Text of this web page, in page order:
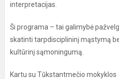
interpretacijas.
Ši programa – tai galimybė
skatinti tarpdisciplininį mąstymą
kultūrinį sąmoningumą.
Kartu su Tūkstantmečio mokyklos